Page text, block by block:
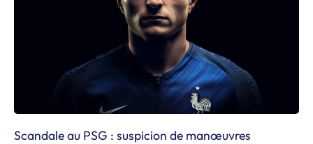
Scandale au PSG : suspicion de manœuvres